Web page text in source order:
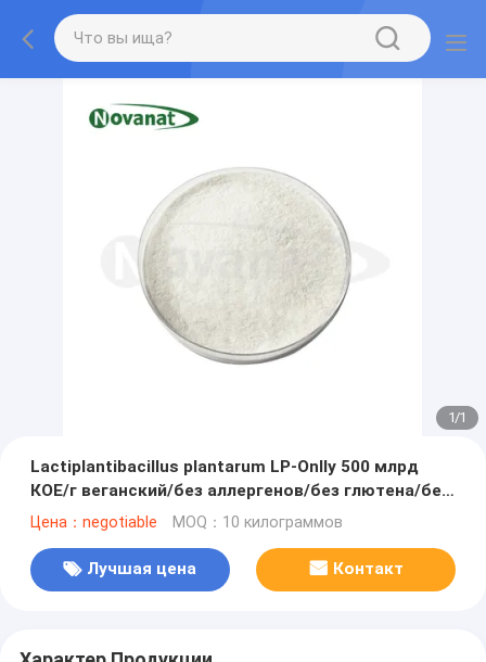
1/1
Lactiplantibacillus plantarum LP-Onlly 500 млрд
КОЕ/г веганский/без аллергенов/без глютена/без
молочных продуктов
Цена：negotiable MOQ：10 килограммов
Лучшая цена Контакт